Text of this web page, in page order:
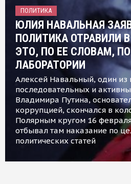
ПОЛИТИКА
ЮЛИЯ НАВАЛЬНАЯ
ПОЛИТИКА ОТРАВИЛИ
ЭТО, ПО ЕЕ СЛОВАМ,
ЛАБОРАТОРИИ
Алексей Навальный, один из
последовательных и
Владимира Путина,
коррупцией, скончался в
Полярным кругом 16
отбывал там наказание по
политических статей